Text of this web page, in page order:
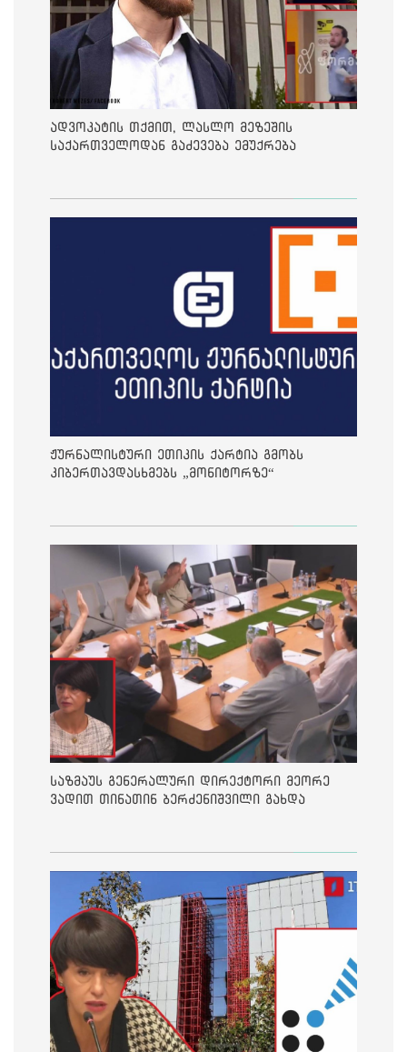
ადვოკატის თქმით, ლასლო მეზეშის
საქართველოდან გაძევება ემუქრება
ჟურნალისტური ეთიკის ქარტია გმობს
კიბერთავდასხმებს „მონიტორზე“
საზმაუს გენერალური დირექტორი მეორე
ვადით თინათინ ბერძენიშვილი გახდა